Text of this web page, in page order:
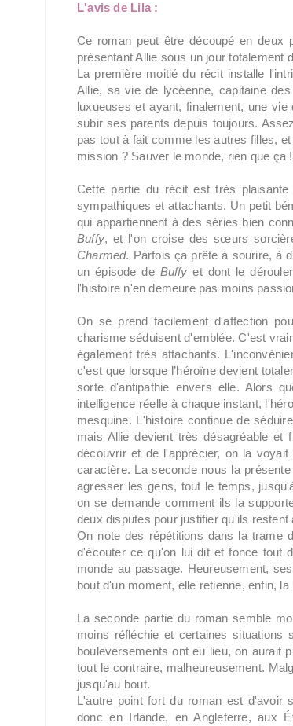
L'avis de Lila :
Ce roman peut être découpé en deux
présentant Allie sous un jour totalement
La première moitié du récit installe
Allie, sa vie de lycéenne, capitaine
luxueuses et ayant, finalement, une
subir ses parents depuis toujours.
pas tout à fait comme les autres filles,
mission ? Sauver le monde, rien que ça !
Cette partie du récit est très
sympathiques et attachants. Un petit
qui appartiennent à des séries bien
Buffy, et l'on croise des sœurs
Charmed. Parfois ça prête à sourire, à
un épisode de Buffy et dont le
l'histoire n'en demeure pas moins
On se prend facilement d'affection
charisme séduisent d'emblée. C'est
également très attachants.
c'est que lorsque l’héroïne devient
sorte d'antipathie envers elle. Alors
intelligence réelle à chaque instant,
mesquine. L'histoire continue de
mais Allie devient très désagréable
découvrir et de l'apprécier, on la
caractère. La seconde nous la
agresser les gens, tout le temps,
on se demande comment ils la
deux disputes pour justifier qu'ils restent
On note des répétitions dans la trame
d'écouter ce qu'on lui dit et fonce tout
monde au passage. Heureusement,
bout d'un moment, elle retienne, enfin, la
La seconde partie du roman semble
moins réfléchie et certaines
bouleversements ont eu lieu, on aurait
tout le contraire, malheureusement.
jusqu'au bout.
L'autre point fort du roman est d'avoir
donc en Irlande, en Angleterre, aux